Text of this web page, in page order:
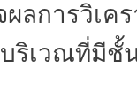
ลการวิเค
ริเวณที่มีชั้